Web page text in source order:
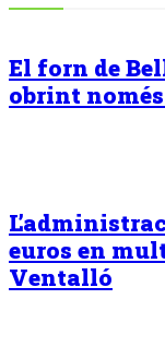
El forn de
obrint
euros en
Ventalló